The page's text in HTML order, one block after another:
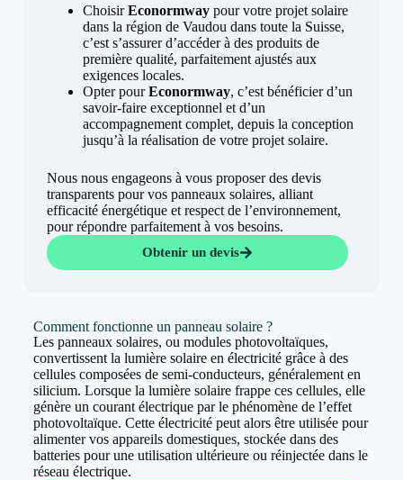
ChoisirEconormwaypour votre projet solaire
dans la région de Vaudou dans toute la Suisse,
c’est s’assurer d’accéder à des produits de
première qualité, parfaitement ajustés aux
exigences locales.
Opter pourEconormway, c’est bénéficier d’un
savoir-faire exceptionnel et d’un
accompagnement complet, depuis la conception
jusqu’à la réalisation de votre projet solaire.
Nous nous engageons à vous proposer des devis
transparents pour vos panneaux solaires, alliant
efficacité énergétique et respect de l’environnement,
pour répondre parfaitement à vos besoins.
Obtenir un devis
Comment fonctionne un panneau solaire ?
Les panneaux solaires, ou modules photovoltaïques,
convertissent la lumière solaire en électricité grâce à des
cellules composées de semi-conducteurs, généralement en
silicium. Lorsque la lumière solaire frappe ces cellules, elle
génère un courant électrique par le phénomène de l’effet
photovoltaïque. Cette électricité peut alors être utilisée pour
alimenter vos appareils domestiques, stockée dans des
batteries pour une utilisation ultérieure ou réinjectée dans le
réseau électrique.